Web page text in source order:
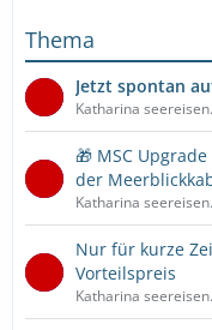
Thema
Jetzt spontan
Katharina
🎁 MSC
der
Katharina
Nur für kurze
Vorteilspreis
Katharina